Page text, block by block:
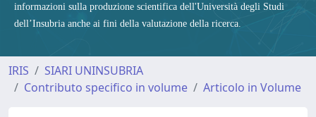
informazioni sulla produzione scientifica dell'Università degli Studi
dell’Insubria anche ai fini della valutazione della ricerca.
IRIS
SIARI UNINSUBRIA
Contributo specifico in volume
Articolo in Volume